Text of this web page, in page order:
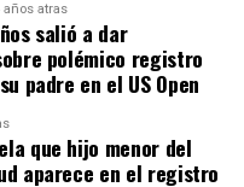
en Santiago
como invitada en
Aunque aún no tiene
Unidos, donde
que esperan
años atras
salió a dar
polémico registro
padre en el US Open
que hijo menor del
aparece en el registro